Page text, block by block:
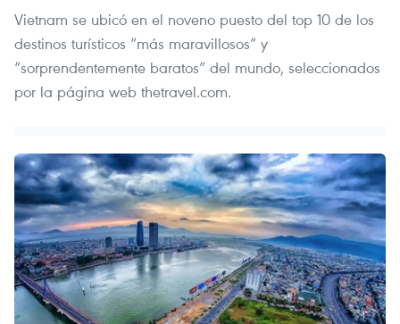
Vietnam se ubicó en el noveno puesto del top 10 de los
destinos turísticos “más maravillosos” y
“sorprendentemente baratos” del mundo, seleccionados
por la página web thetravel.com.